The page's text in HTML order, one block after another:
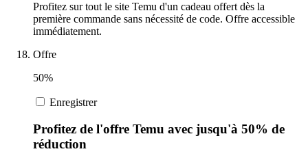
Profitez sur tout le site Temu d'un cadeau offert dès la
première commande sans nécessité de code. Offre accessible
immédiatement.
Offre
50%
Enregistrer
Profitez de l'offre Temu avec jusqu'à 50% de
réduction